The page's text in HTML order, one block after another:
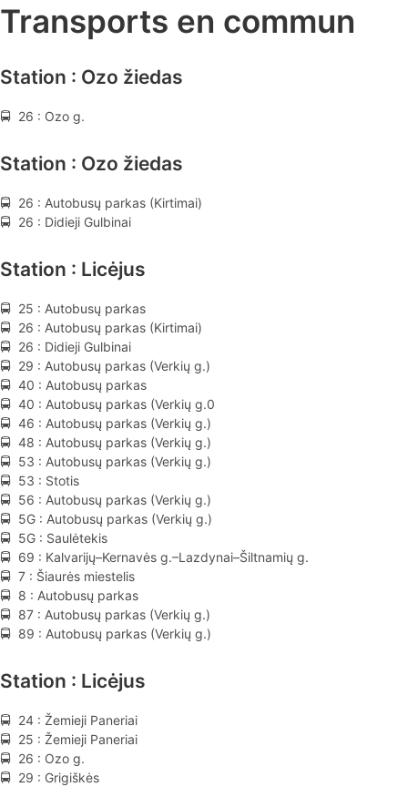
Transports en commun
Station : Ozo žiedas
🚍 26 : Ozo g.
Station : Ozo žiedas
🚍 26 : Autobusų parkas (Kirtimai)
🚍 26 : Didieji Gulbinai
Station : Licėjus
🚍 25 : Autobusų parkas
🚍 26 : Autobusų parkas (Kirtimai)
🚍 26 : Didieji Gulbinai
🚍 29 : Autobusų parkas (Verkių g.)
🚍 40 : Autobusų parkas
🚍 40 : Autobusų parkas (Verkių g.0
🚍 46 : Autobusų parkas (Verkių g.)
🚍 48 : Autobusų parkas (Verkių g.)
🚍 53 : Autobusų parkas (Verkių g.)
🚍 53 : Stotis
🚍 56 : Autobusų parkas (Verkių g.)
🚍 5G : Autobusų parkas (Verkių g.)
🚍 5G : Saulėtekis
🚍 69 : Kalvarijų–Kernavės g.–Lazdynai–Šiltnamių g.
🚍 7 : Šiaurės miestelis
🚍 8 : Autobusų parkas
🚍 87 : Autobusų parkas (Verkių g.)
🚍 89 : Autobusų parkas (Verkių g.)
Station : Licėjus
🚍 24 : Žemieji Paneriai
🚍 25 : Žemieji Paneriai
🚍 26 : Ozo g.
🚍 29 : Grigiškės